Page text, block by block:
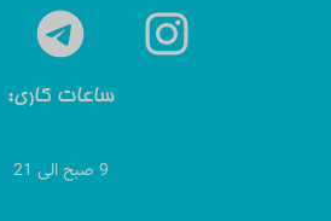
ساعات کاری:
9 صبح الی 21